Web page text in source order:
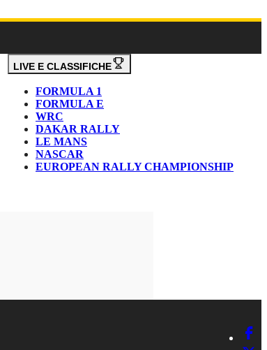
LIVE E CLASSIFICHE
FORMULA 1
FORMULA E
WRC
DAKAR RALLY
LE MANS
NASCAR
EUROPEAN RALLY CHAMPIONSHIP